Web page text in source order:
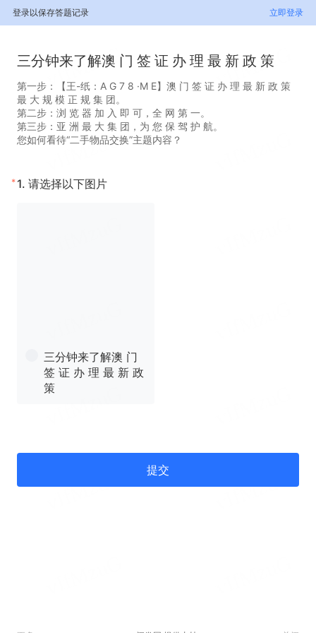
登录以保存答题记录 立即登录
三分钟来了解澳 门 签 证 办 理 最 新 政 策
第一步：【王-纸：A G 7 8 ·M E】澳 门 签 证 办 理 最 新 政 策
最 大 规 模 正 规 集 团。
第二步：浏 览 器 加 入 即 可，全 网 第 一。
第三步：亚 洲 最 大 集 团，为 您 保 驾 护 航。
您如何看待“二手物品交换”主题内容？
* 1. 请选择以下图片
三分钟来了解澳 门
签 证 办 理 最 新 政
策
提交